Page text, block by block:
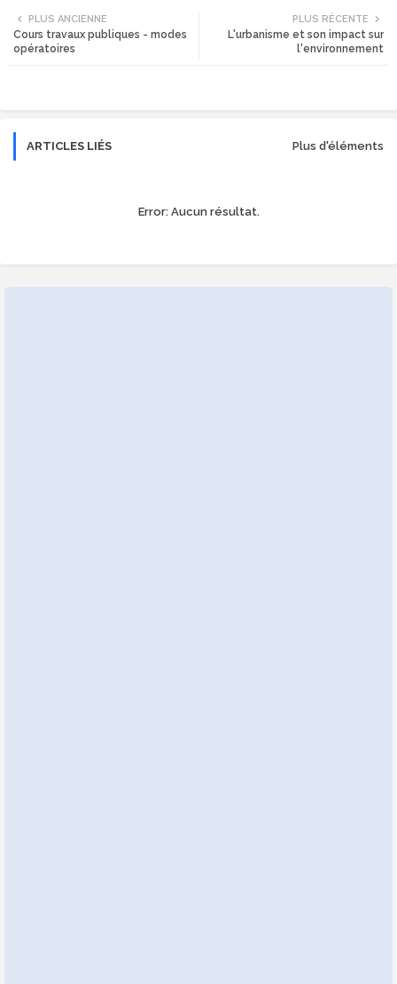
tte ats
PLUS RÉCENTE
L'urbanisme et son impact sur
l'environnement
PLUS ANCIENNE
Cours travaux publiques - modes
opératoires
ARTICLES LIÉS Plus d'éléments
Error:Aucun résultat.